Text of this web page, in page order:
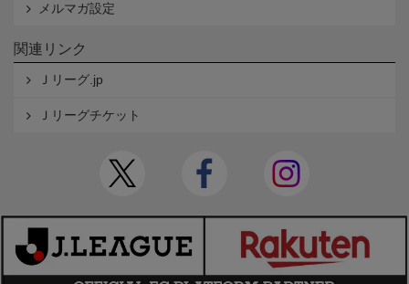
メルマガ設定
関連リンク
Ｊリーグ.jp
Ｊリーグチケット